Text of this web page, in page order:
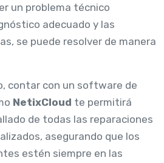
un problema técnico
adecuado y las
se puede resolver de manera
contar con un software de
NetixCloud te permitirá
de todas las reparaciones
asegurando que los
estén siempre en las